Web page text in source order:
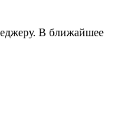
В ближайшее